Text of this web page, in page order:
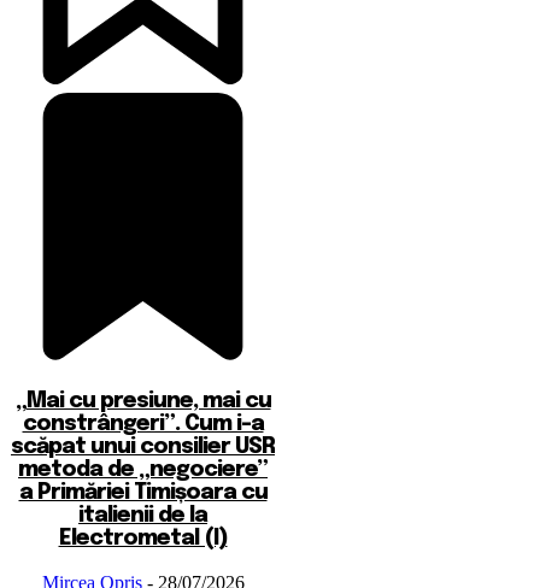
„Mai cu presiune, mai cu
constrângeri”. Cum i-a
scăpat unui consilier USR
metoda de „negociere”
a Primăriei Timișoara cu
italienii de la
Electrometal (I)
Mircea Opris - 28/07/2026